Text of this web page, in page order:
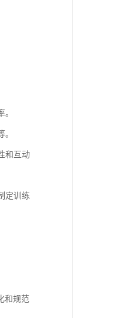
和互动
定训练
和规范